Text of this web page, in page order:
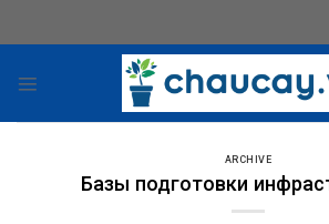
ARCHIVE
Базы подготовки